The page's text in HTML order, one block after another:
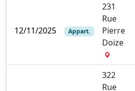
12/11/2025 Appart.
231
Rue
Pierre
Doize
322
Rue